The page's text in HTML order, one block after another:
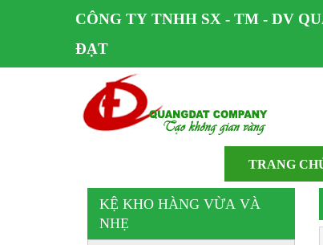
CÔNG TY TNHH SX - TM - DV
ĐẠT
TRANG
KỆ KHO HÀNG VỪA VÀ
NHẸ